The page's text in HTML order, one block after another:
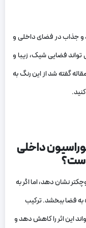
و جذاب در فضای داخلی و
فضایی شیک، زیبا و
گفته شد از این رنگ به
داخلی
نشان دهد، اما اگر به
فضا ببخشد. ترکیب
این اثر را کاهش دهد و